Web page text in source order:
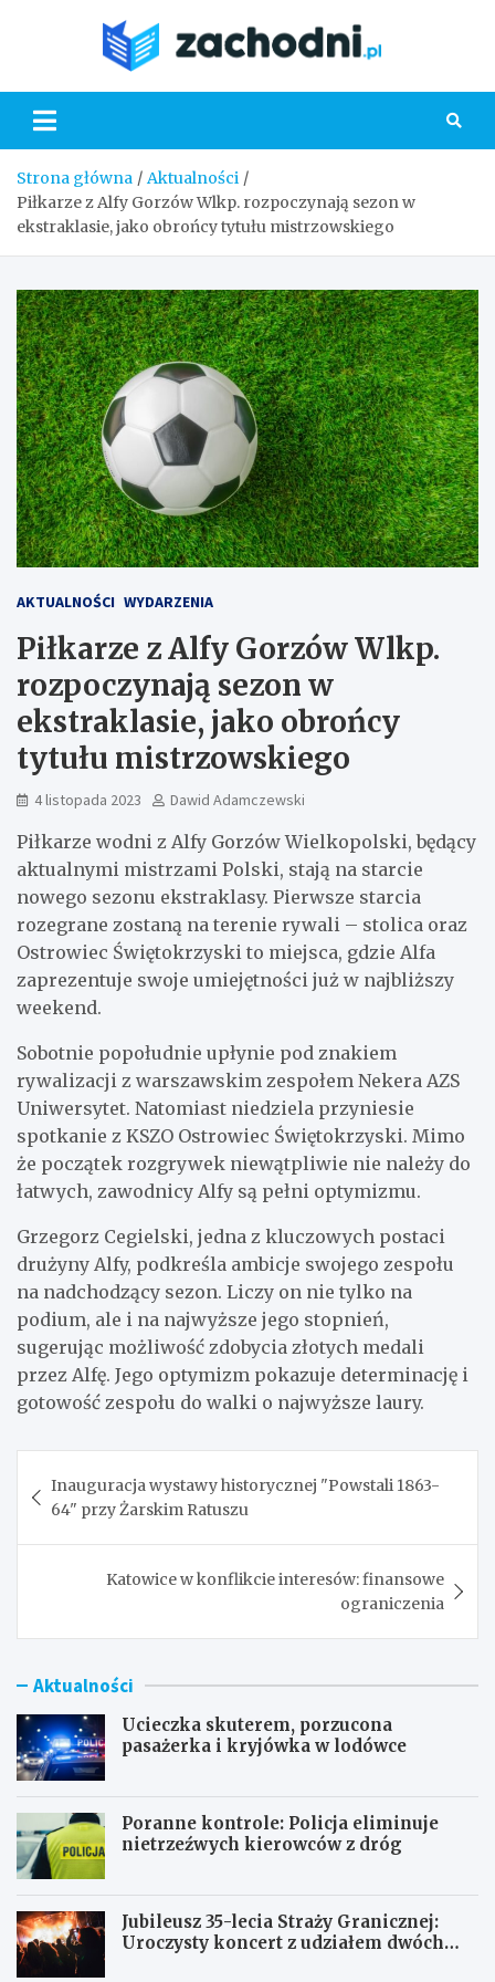
Strona główna
Aktualności
Piłkarze z Alfy Gorzów Wlkp. rozpoczynają sezon w
ekstraklasie, jako obrońcy tytułu mistrzowskiego
AKTUALNOŚCI WYDARZENIA
Piłkarze z Alfy Gorzów Wlkp.
rozpoczynają sezon w
ekstraklasie, jako obrońcy
tytułu mistrzowskiego
4 listopada 2023 Dawid Adamczewski
Piłkarze wodni z Alfy Gorzów Wielkopolski, będący
aktualnymi mistrzami Polski, stają na starcie
nowego sezonu ekstraklasy. Pierwsze starcia
rozegrane zostaną na terenie rywali – stolica oraz
Ostrowiec Świętokrzyski to miejsca, gdzie Alfa
zaprezentuje swoje umiejętności już w najbliższy
weekend.
Sobotnie popołudnie upłynie pod znakiem
rywalizacji z warszawskim zespołem Nekera AZS
Uniwersytet. Natomiast niedziela przyniesie
spotkanie z KSZO Ostrowiec Świętokrzyski. Mimo
że początek rozgrywek niewątpliwie nie należy do
łatwych, zawodnicy Alfy są pełni optymizmu.
Grzegorz Cegielski, jedna z kluczowych postaci
drużyny Alfy, podkreśla ambicje swojego zespołu
na nadchodzący sezon. Liczy on nie tylko na
podium, ale i na najwyższe jego stopnień,
sugerując możliwość zdobycia złotych medali
przez Alfę. Jego optymizm pokazuje determinację i
gotowość zespołu do walki o najwyższe laury.
wpisu
Inauguracja wystawy historycznej "Powstali 1863-
64" przy Żarskim Ratuszu
Katowice w konflikcie interesów: finansowe
ograniczenia
Aktualności
Ucieczka skuterem, porzucona
pasażerka i kryjówka w lodówce
Poranne kontrole: Policja eliminuje
nietrzeźwych kierowców z dróg
Jubileusz 35-lecia Straży Granicznej:
Uroczysty koncert z udziałem dwóch